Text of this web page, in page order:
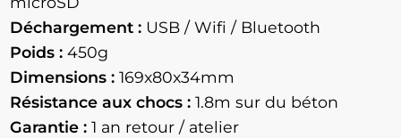
Déchargement : USB / Wifi / Bluetooth
Poids : 450g
Dimensions : 169x80x34mm
Résistance aux chocs : 1.8m sur du béton
Garantie : 1 an retour / atelier